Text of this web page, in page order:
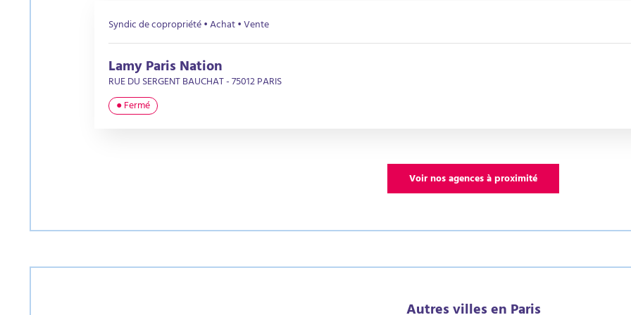
Syndic de copropriété • Achat • Vente
Lamy Paris Nation
RUE DU SERGENT BAUCHAT - 75012 PARIS
● Fermé
Voir nos agences à proximité